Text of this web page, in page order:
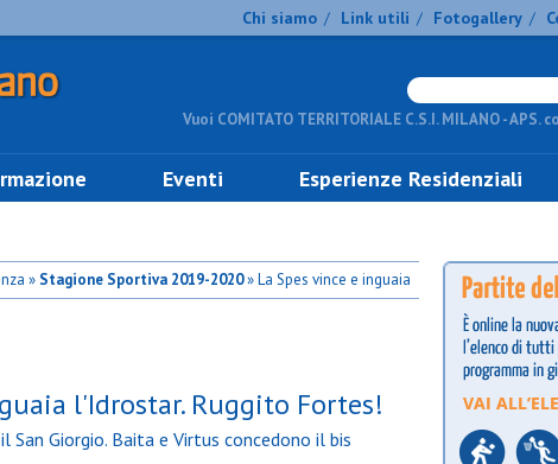
Chi siamo / Link utili / Fotogallery /
Vuoi COMITATO TERRITORIALE C.S.I. MILANO - APS.
Eventi Esperienze Residenziali
» Stagione Sportiva 2019-2020» La Spes vince e inguaia
l'Idrostar. Ruggito Fortes!
Giorgio. Baita e Virtus concedono il bis